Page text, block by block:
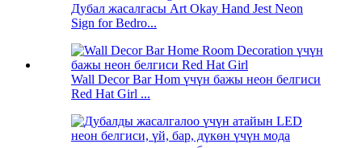
Дубал жасалгасы Art Okay Hand Jest Neon
Sign for Bedro...
Wall Decor Bar Hom үчүн бажы неон белгиси
Red Hat Girl ...